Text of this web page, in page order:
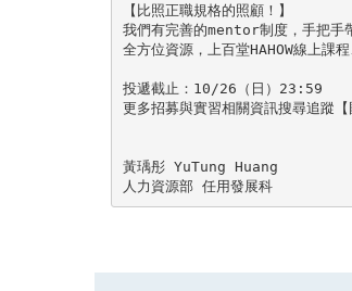
【比照正職規格的照顧！】
我們有完善的mentor制度，手把手
全方位資源，上百堂HAHOW線上課
投遞截止：10/26（日）23:59
更多招募與實習相關資訊搜尋追蹤
黃瑀彤 YuTung Huang
人力資源部 任用發展科